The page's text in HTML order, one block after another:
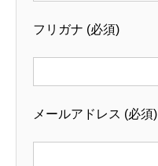
フリガナ (必須)
メールアドレス (必須)